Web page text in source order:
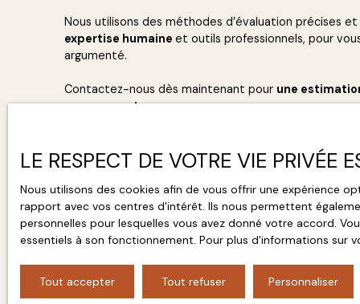
Nous utilisons des méthodes d’évaluation précises
expertise humaine et outils professionnels, pour
argumenté.
Contactez-nous dès maintenant pour une
engagement.
Contactez-nous
LE RESPECT DE VOTRE VIE PRIVÉE
Nous utilisons des cookies afin de vous offrir une expérience
rapport avec vos centres d'intérêt. Ils nous permettent
personnelles pour lesquelles vous avez donné votre accord.
essentiels à son fonctionnement. Pour plus d'informations sur
Tout accepter Tout refuser Personnaliser